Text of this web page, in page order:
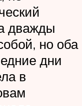
дважды
но оба
дни
в